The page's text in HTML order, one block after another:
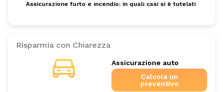
Assicurazione furto e incendio: in quali casi si è tutelati
Risparmia con Chiarezza
Assicurazione auto
Calcola un
preventivo